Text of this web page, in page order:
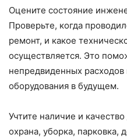
Оцените состояние
Проверьте, когда
ремонт, и какое
осуществляется. Это
непредвиденных
оборудования в будущем.
Учтите наличие и
охрана, уборка, парковка,